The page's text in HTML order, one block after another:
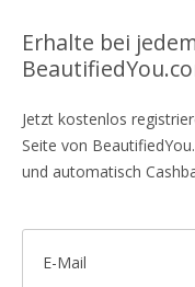
Erhalte bei
Jetzt kostenlos
Seite von
und automatisch
E-Mail